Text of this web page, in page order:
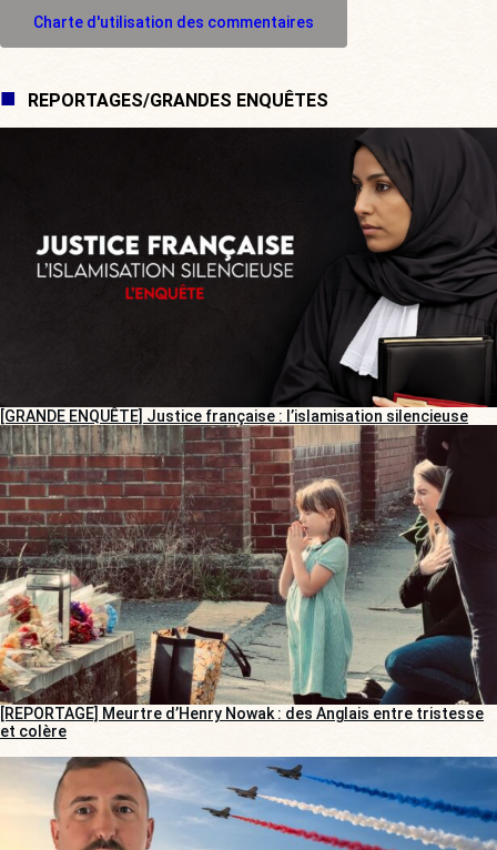
Charte d'utilisation des commentaires
REPORTAGES/GRANDES ENQUÊTES
[GRANDE ENQUÊTE] Justice française : l’islamisation silencieuse
[REPORTAGE] Meurtre d’Henry Nowak : des Anglais entre tristesse
et colère